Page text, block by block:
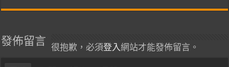
發佈留言
很抱歉，必須登入網站才能發佈留言。